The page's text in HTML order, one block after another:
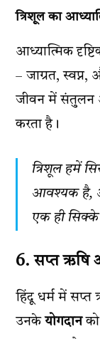
त्रिशूल का
आध्यात्मिक
– जाग्रत,
जीवन में संतुलन
करता है।
त्रिशूल हमें
आवश्यक है,
एक ही
6. सप्त ऋषि
हिंदू धर्म में सप्त
उनकेयोगदानको